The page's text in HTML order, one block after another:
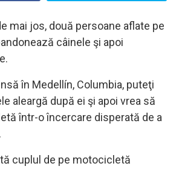
mai jos, două persoane aflate pe
câinele şi apoi
în Medellín, Columbia, puteţi
aleargă după ei şi apoi vrea să
într-o încercare disperată de a
cuplul de pe motocicletă